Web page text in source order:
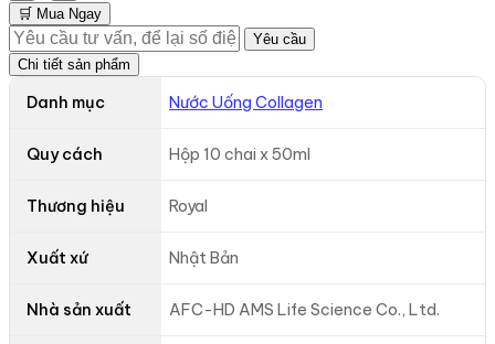
🛒 Mua Ngay
Yêu cầu
Chi tiết sản phẩm
Danh mục Nước Uống Collagen
Quy cách Hộp 10 chai x 50ml
Thương hiệu Royal
Xuất xứ Nhật Bản
Nhà sản xuất AFC-HD AMS Life Science Co., Ltd.